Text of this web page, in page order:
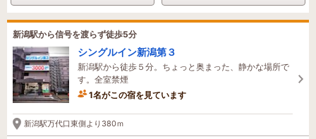
新潟駅から信号を渡らず徒歩5分
シングルイン新潟第３
新潟駅から徒歩５分。ちょっと奥まった、静かな場所で
す。全室禁煙
1名がこの宿を見ています
新潟駅万代口東側より380ｍ